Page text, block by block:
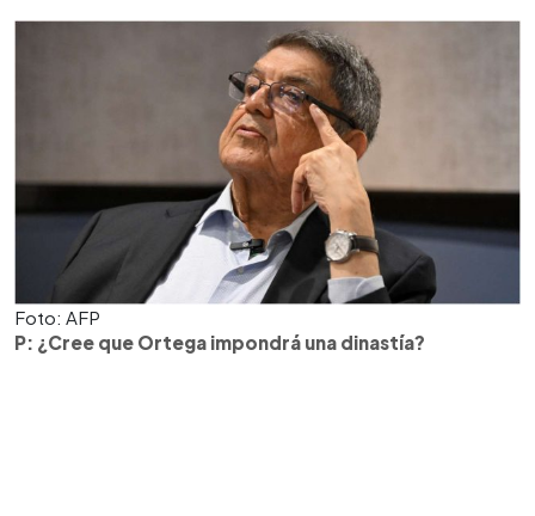
Foto: AFP
P: ¿Cree que Ortega impondrá una dinastía?